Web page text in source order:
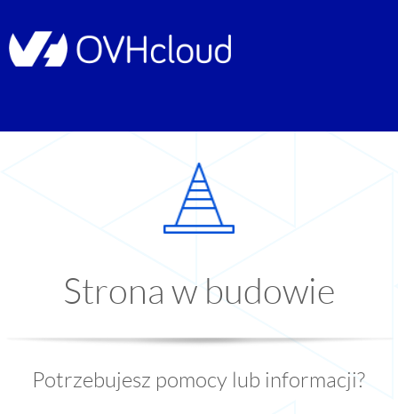
Strona w budowie
Potrzebujesz pomocy lub informacji?